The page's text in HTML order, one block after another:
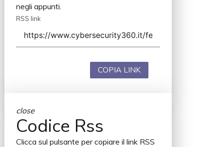
negli appunti.
RSS link
COPIA LINK
close
Codice Rss
Clicca sul pulsante per copiare il link RSS